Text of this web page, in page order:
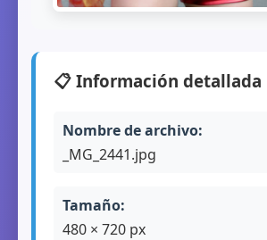
📋 Información detallada
Nombre de archivo:
_MG_2441.jpg
Tamaño:
480 × 720 px